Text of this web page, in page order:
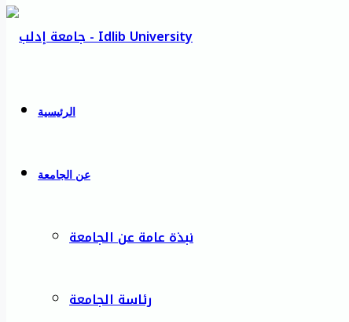
الرئيسية
عن الجامعة
نبذة عامة عن الجامعة
رئاسة الجامعة